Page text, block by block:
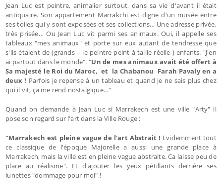
Jean Luc est peintre, animalier surtout, dans sa vie d'avant il était
antiquaire. Son appartement Marrakchi est digne d'un musée entre
ses toiles qui y sont exposées et ses collections… Une adresse privée,
très prisée… Ou Jean Luc vit parmi ses animaux. Oui, il appelle ses
tableaux "mes animaux" et porte sur eux autant de tendresse que
s'ils étaient de (grands – le peintre peint à taille réelle-) enfants. "J'en
ai partout dans le monde". "Un de mes animaux avait été offert à
Sa majesté le Roi du Maroc, et la Chabanou Farah Pavaly en a
deux ! Parfois je repense à un tableau et quand je ne sais plus chez
qui il vit, ça me rend nostalgique…"
Quand on demande à Jean Luc si Marrakech est une ville "Arty" il
pose son regard sur l'art dans la Ville Rouge :
"Marrakech est pleine vague de l'art Abstrait ! Evidemment tout
ce classique de l'époque Majorelle a aussi une grande place à
Marrakech, mais la ville est en pleine vague abstraite. Ca laisse peu de
place au réalisme". Et d'ajouter les yeux pétillants derrière ses
lunettes "dommage pour moi" !